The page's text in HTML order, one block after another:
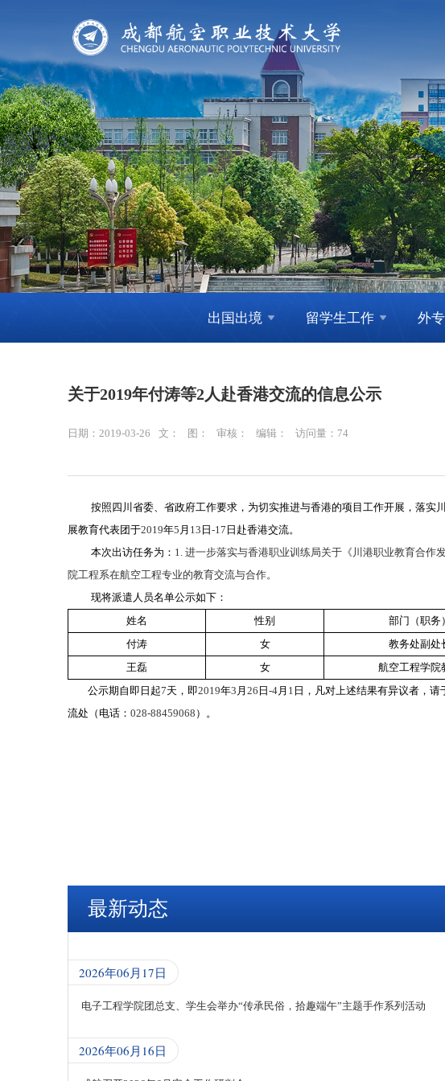
出国出境 留学生工作 外
关于2019年付涛等2人赴香港交流的信息公示
日期：2019-03-26 文： 图： 审核： 编辑： 访问量： 74
按照四川省委、省政府工作要求，为切实推进与香港的项目工作开展，落实
展教育代表团于2019年5 月 13 日-17 日赴香港交流。
本次出访任务为： 1.进一步落实与香港职业训练局关于《川港职业教育合作
院工程系在航空工程专业的教育交流与合作。
现将派遣人员名单公示如下：
姓名
性别
部门（职务）
付涛
女
教务处副处
王磊
女
航空工程学院
公示期自即日起7天，即2019年3 月26 日-4 月 1 日，凡对上述结果有异议者，请
流处（电话： 028-88459068 ）。
最新动态
2026年06月17日
电子工程学院团总支、学生会举办“传承民俗，拾趣端午”主题手作系列活动
2026年06月16日